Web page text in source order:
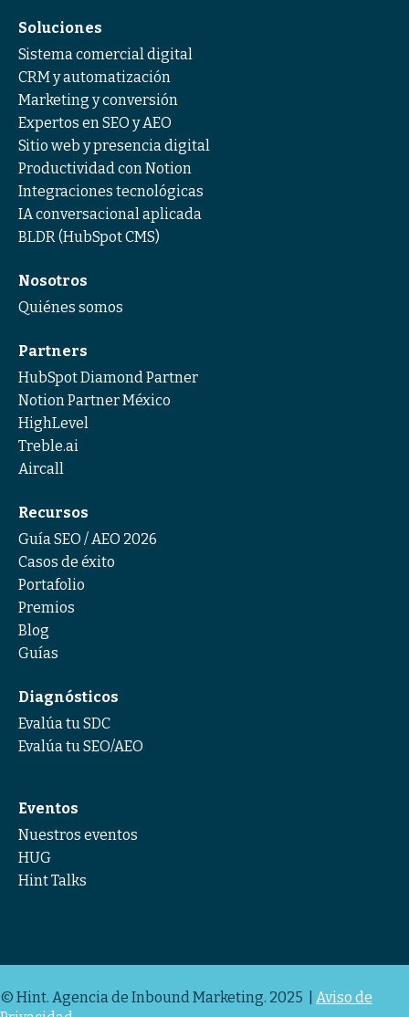
Soluciones
Sistema comercial digital
CRM y automatización
Marketing y conversión
Expertos en SEO y AEO
Sitio web y presencia digital
Productividad con Notion
Integraciones tecnológicas
IA conversacional aplicada
BLDR (HubSpot CMS)
Nosotros
Quiénes somos
Partners
HubSpot Diamond Partner
Notion Partner México
HighLevel
Treble.ai
Aircall
Recursos
Guía SEO / AEO 2026
Casos de éxito
Portafolio
Premios
Blog
Guías
Diagnósticos
Evalúa tu SDC
Evalúa tu SEO/AEO
Eventos
Nuestros eventos
HUG
Hint Talks
© Hint. Agencia de Inbound Marketing. 2025 | Aviso de